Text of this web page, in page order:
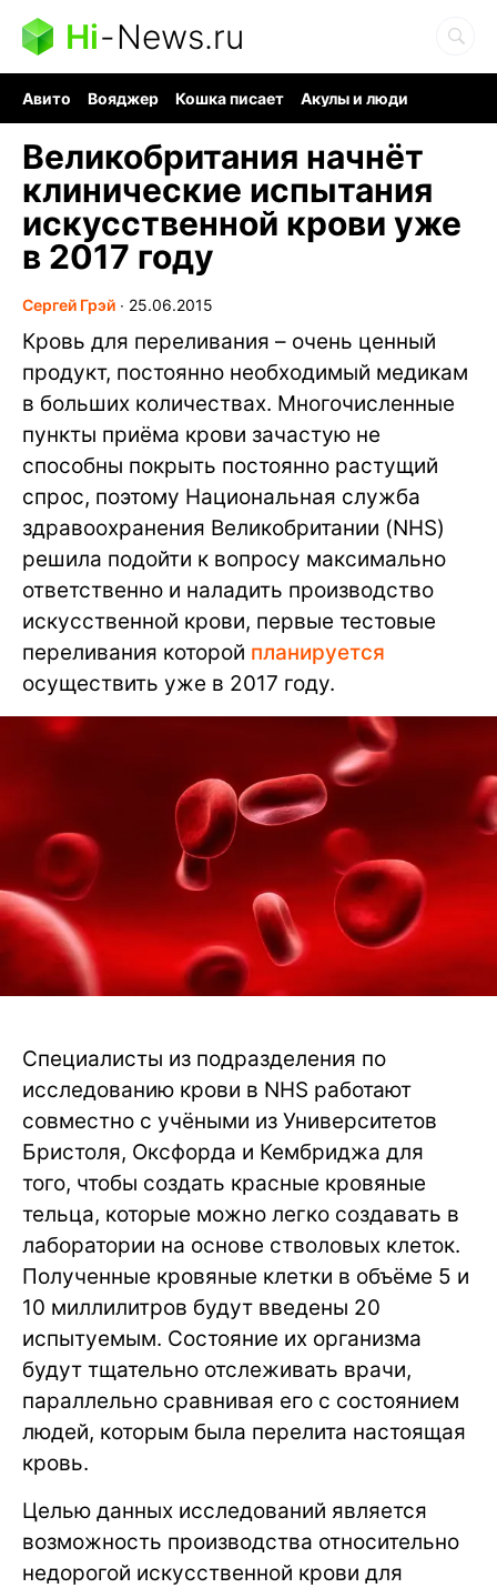
Hi-News.ru
Авито Вояджер Кошка писает
Акулы и люди
Великобритания начнёт
клинические испытания
искусственной крови уже
в 2017 году
Сергей Грэй ∙ 25.06.2015
Кровь для переливания – очень ценный
продукт, постоянно необходимый медикам
в больших количествах. Многочисленные
пункты приёма крови зачастую не
способны покрыть постоянно растущий
спрос, поэтому Национальная служба
здравоохранения Великобритании (NHS)
решила подойти к вопросу максимально
ответственно и наладить производство
искусственной крови, первые тестовые
переливания которой планируется
осуществить уже в 2017 году.
Специалисты из подразделения по
исследованию крови в NHS работают
совместно с учёными из Университетов
Бристоля, Оксфорда и Кембриджа для
того, чтобы создать красные кровяные
тельца, которые можно легко создавать в
лаборатории на основе стволовых клеток.
Полученные кровяные клетки в объёме 5 и
10 миллилитров будут введены 20
испытуемым. Состояние их организма
будут тщательно отслеживать врачи,
параллельно сравнивая его с состоянием
людей, которым была перелита настоящая
кровь.
Целью данных исследований является
возможность производства относительно
недорогой искусственной крови для